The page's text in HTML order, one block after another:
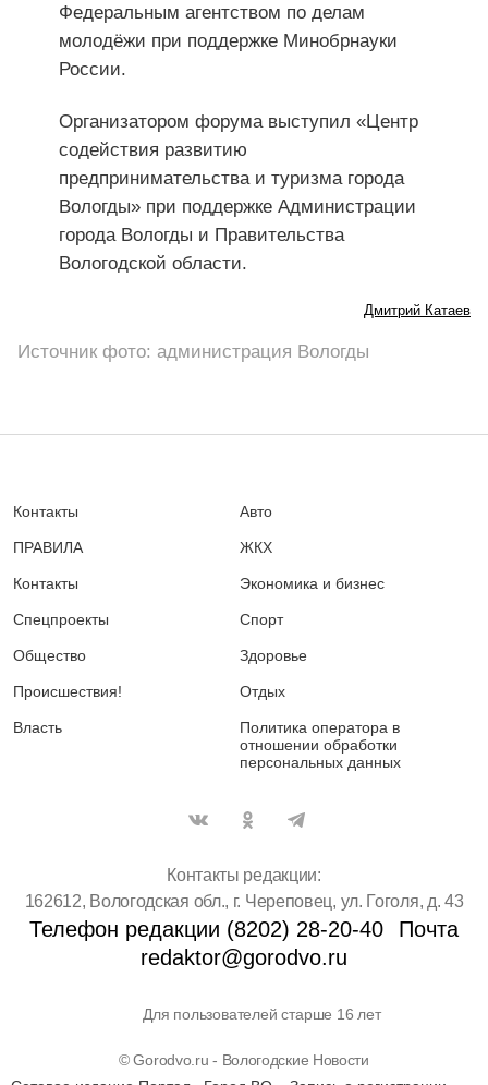
Федеральным агентством по делам
молодёжи при поддержке Минобрнауки
России.
Организатором форума выступил «Центр
содействия развитию
предпринимательства и туризма города
Вологды» при поддержке Администрации
города Вологды и Правительства
Вологодской области.
Дмитрий Катаев
Источник фото: администрация Вологды
Контакты
ПРАВИЛА
Контакты
Спецпроекты
Общество
Происшествия!
Власть
Авто
ЖКХ
Экономика и бизнес
Спорт
Здоровье
Отдых
Политика оператора в
отношении обработки
персональных данных
Контакты редакции:
162612, Вологодская обл., г. Череповец, ул. Гоголя, д. 43
Телефон редакции (8202) 28-20-40
Почта
redaktor@gorodvo.ru
Для пользователей старше 16 лет
© Gorodvo.ru - Вологодские Новости